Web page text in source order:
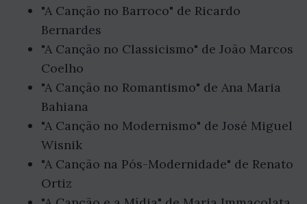
"A Canção no Barroco" de Ricardo
Bernardes
"A Canção no Classicismo" de João Marcos
Coelho
"A Canção no Romantismo" de Ana Maria
Bahiana
"A Canção no Modernismo" de José Miguel
Wisnik
"A Canção na Pós-Modernidade" de Renato
Ortiz